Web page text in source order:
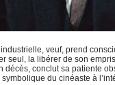
veuf, prend
seul, la libérer de son
décès, conclut sa patiente
du cinéaste à